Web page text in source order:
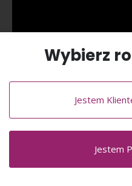
Wybierz
Jestem
Jestem